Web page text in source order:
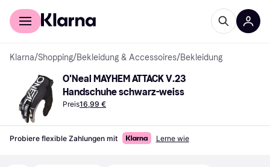
Für Shopper
Klarna/Shopping/Bekleidung & Accessoires/Bekleidung
O'Neal MAYHEM ATTACK V.23
Handschuhe schwarz-weiss
Preis16,99 €
Probiere flexible Zahlungen mit Lerne wie